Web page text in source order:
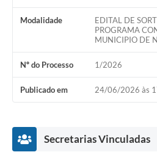
Modalidade
EDITAL DE
PROGRAMA
MUNICIPIO DE
Nº do Processo 1/2026
Publicado em 24/06/2026 às
Secretarias Vinculadas